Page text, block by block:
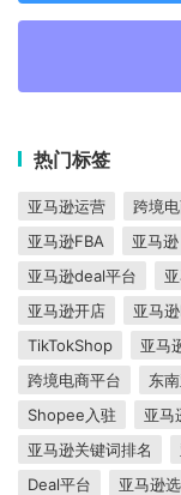
热门标签
亚马逊运营 跨境
亚马逊FBA
亚马逊
亚马逊deal平台
亚马逊开店
亚马
TikTokShop
亚马
跨境电商平台
东
Shopee入驻
亚马
亚马逊关键词排名
Deal平台
亚马逊